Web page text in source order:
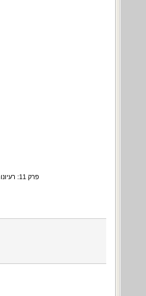
פרק 11: רעיונות פילוסופיים וחוקיים באתיקה רפואית